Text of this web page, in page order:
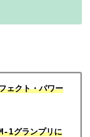
ェクト・パワー
1グランプリに